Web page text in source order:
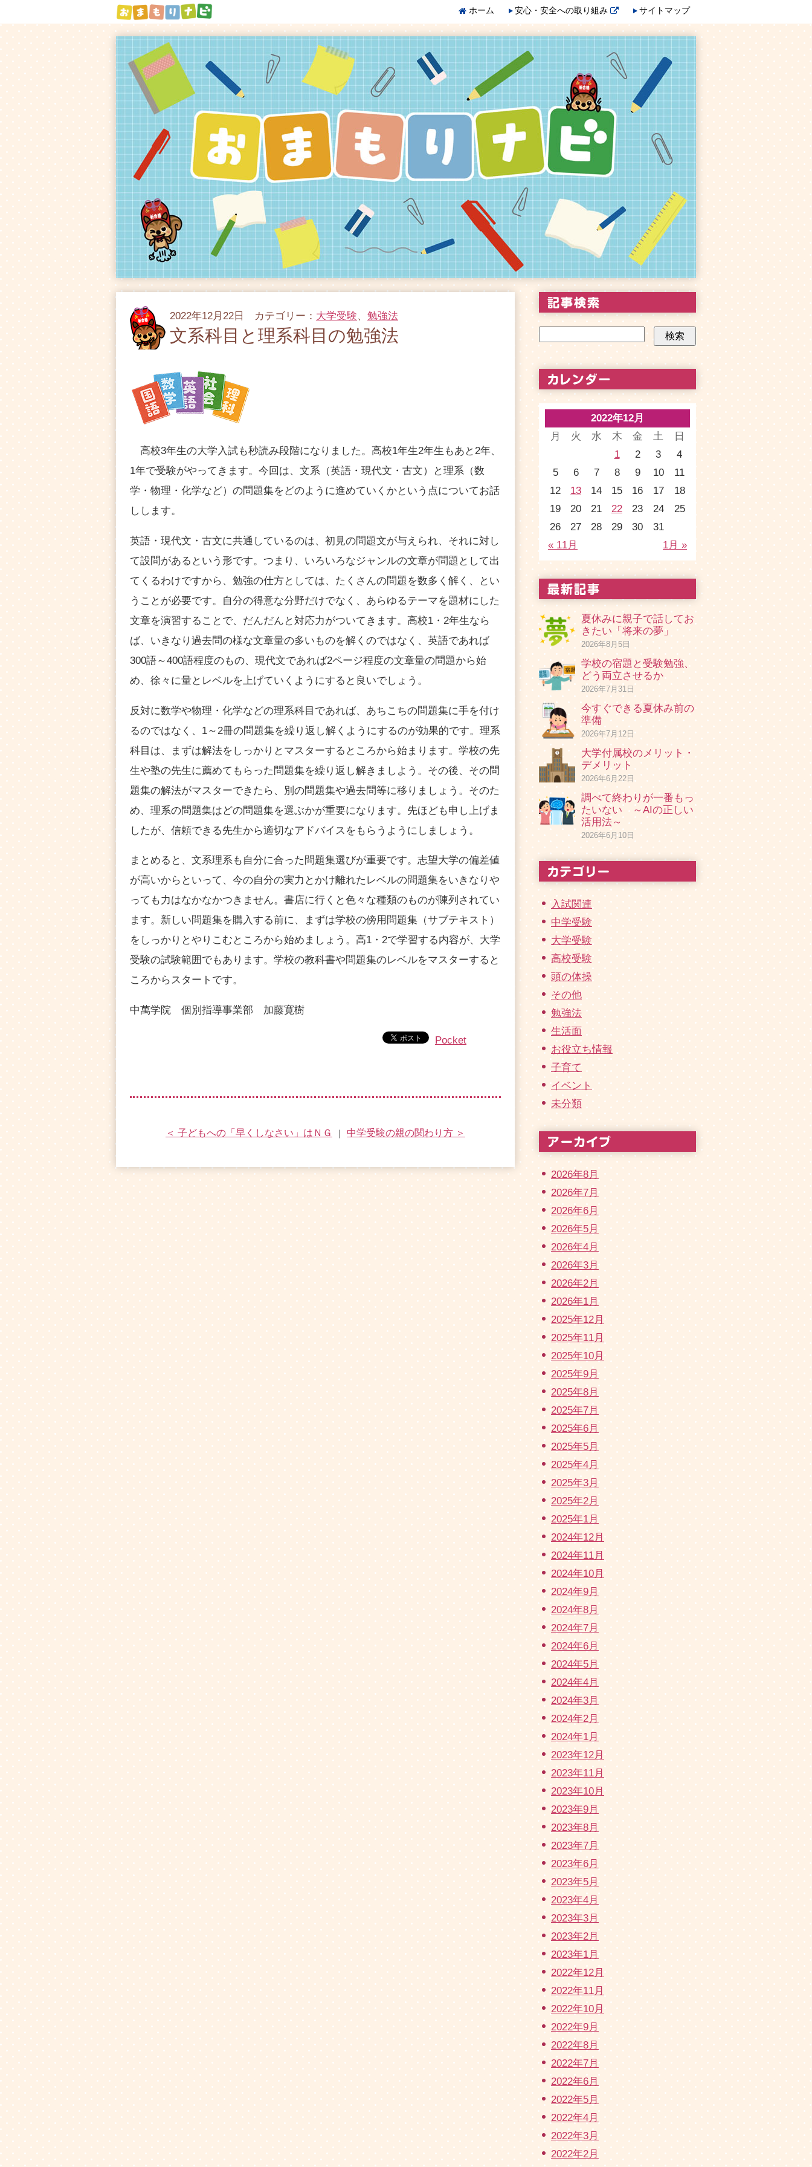
ホーム 安心・安全への取り組み サイトマップ
2022年12月22日 カテゴリー： 大学受験、 勉強法
文系科目と理系科目の勉強法
高校3年生の大学入試も秒読み段階になりました。高校1年生2年生もあと2年、
1年で受験がやってきます。今回は、文系（英語・現代文・古文）と理系（数
学・物理・化学など）の問題集をどのように進めていくかという点についてお話
しします。
英語・現代文・古文に共通しているのは、初見の問題文が与えられ、それに対し
て設問があるという形です。つまり、いろいろなジャンルの文章が問題として出
てくるわけですから、勉強の仕方としては、たくさんの問題を数多く解く、とい
うことが必要です。自分の得意な分野だけでなく、あらゆるテーマを題材にした
文章を演習することで、だんだんと対応力がついてきます。高校1・2年生なら
ば、いきなり過去問の様な文章量の多いものを解くのではなく、英語であれば
300語～400語程度のもの、現代文であれば2ページ程度の文章量の問題から始
め、徐々に量とレベルを上げていくようにすると良いでしょう。
反対に数学や物理・化学などの理系科目であれば、あちこちの問題集に手を付け
るのではなく、1～2冊の問題集を繰り返し解くようにするのが効果的です。理系
科目は、まずは解法をしっかりとマスターするところから始まります。学校の先
生や塾の先生に薦めてもらった問題集を繰り返し解きましよう。その後、その問
題集の解法がマスターできたら、別の問題集や過去問等に移りましょう。そのた
め、理系の問題集はどの問題集を選ぶかが重要になります。先ほども申し上げま
したが、信頼できる先生から適切なアドバイスをもらうようにしましょう。
まとめると、文系理系も自分に合った問題集選びが重要です。志望大学の偏差値
が高いからといって、今の自分の実力とかけ離れたレベルの問題集をいきなりや
っても力はなかなかつきません。書店に行くと色々な種類のものが陳列されてい
ます。新しい問題集を購入する前に、まずは学校の傍用問題集（サブテキスト）
をしっかりとやりこむところから始めましょう。高1・2で学習する内容が、大学
受験の試験範囲でもあります。学校の教科書や問題集のレベルをマスターすると
ころからスタートです。
中萬学院 個別指導事業部 加藤寛樹
Pocket
＜ 子どもへの「早くしなさい」はＮＧ ｜ 中学受験の親の関わり方 ＞
2022年12月
月
火 水 木 金 土 日
« 11月 1月 »
1 2 3
4
5
6 7 8 9 10
11
12
13 14 15 16 17
18
19
20 21 22 23 24
25
26
27 28 29 30 31
夏休みに親子で話してお
きたい「将来の夢」
2026年8月5日
学校の宿題と受験勉強、
どう両立させるか
2026年7月31日
今すぐできる夏休み前の
準備
2026年7月12日
大学付属校のメリット・
デメリット
2026年6月22日
調べて終わりが一番もっ
たいない ～AIの正しい
活用法～
2026年6月10日
入試関連
中学受験
大学受験
高校受験
頭の体操
その他
勉強法
生活面
お役立ち情報
子育て
イベント
未分類
2026年8月
2026年7月
2026年6月
2026年5月
2026年4月
2026年3月
2026年2月
2026年1月
2025年12月
2025年11月
2025年10月
2025年9月
2025年8月
2025年7月
2025年6月
2025年5月
2025年4月
2025年3月
2025年2月
2025年1月
2024年12月
2024年11月
2024年10月
2024年9月
2024年8月
2024年7月
2024年6月
2024年5月
2024年4月
2024年3月
2024年2月
2024年1月
2023年12月
2023年11月
2023年10月
2023年9月
2023年8月
2023年7月
2023年6月
2023年5月
2023年4月
2023年3月
2023年2月
2023年1月
2022年12月
2022年11月
2022年10月
2022年9月
2022年8月
2022年7月
2022年6月
2022年5月
2022年4月
2022年3月
2022年2月